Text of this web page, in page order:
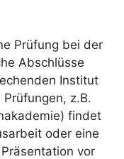
Prüfung bei der
Abschlüsse
Institut
z.B.
findet
oder eine
vor